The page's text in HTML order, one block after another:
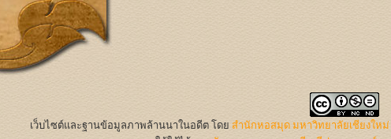
เว็บไซต์และฐานข้อมูลภาพล้านนาในอดีต โดย สำนักหอสมุด มหาวิทยาลัยเชียงให